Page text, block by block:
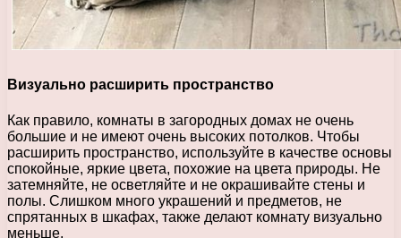
Визуально расширить пространство
Как правило, комнаты в загородных домах не очень
большие и не имеют очень высоких потолков. Чтобы
расширить пространство, используйте в качестве основы
спокойные, яркие цвета, похожие на цвета природы. Не
затемняйте, не осветляйте и не окрашивайте стены и
полы. Слишком много украшений и предметов, не
спрятанных в шкафах, также делают комнату визуально
меньше.